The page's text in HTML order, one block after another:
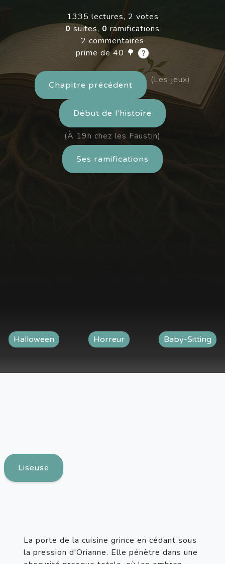
1335 lectures, 2 votes
0 suites, 0 ramifications
2 commentaires
prime de 40 🌳
Chapitre précédent (Les jeux)
Début de l'histoire
(À 19h chez les Faustin)
Ses ramifications
Halloween Horreur Baby-Sitting
Liseuse
La porte de la cuisine grince en cédant sous
la pression d'Orianne. Elle pénètre dans une